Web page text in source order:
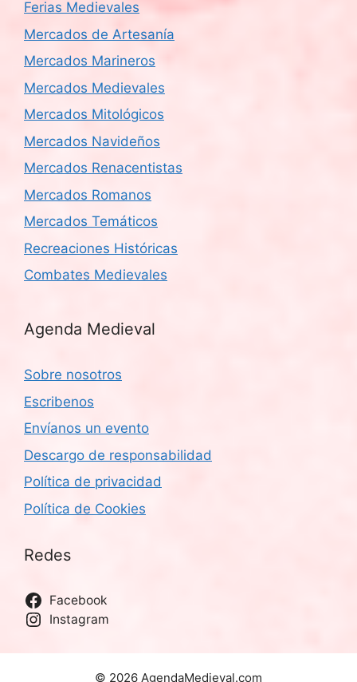
Ferias Medievales
Mercados de Artesanía
Mercados Marineros
Mercados Medievales
Mercados Mitológicos
Mercados Navideños
Mercados Renacentistas
Mercados Romanos
Mercados Temáticos
Recreaciones Históricas
Combates Medievales
Agenda Medieval
Sobre nosotros
Escribenos
Envíanos un evento
Descargo de responsabilidad
Política de privacidad
Política de Cookies
Redes
Facebook
Instagram
© 2026 AgendaMedieval.com